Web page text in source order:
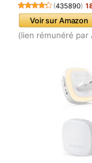
(435890)
Voir sur Amazon
(lien rémunéré par